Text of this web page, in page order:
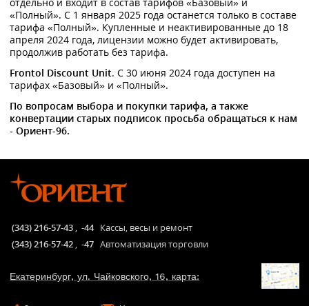
«Полный». С 1 января 2025 года останется только в составе
тарифа «Полный». Купленные и неактивированные до 18
апреля 2024 года, лицензии можно будет активировать,
продолжив работать без тарифа.
Frontol Discount Unit. С 30 июня 2024 года доступен на
тарифах «Базовый» и «Полный».
По вопросам выбора и покупки тарифа, а также
конвертации старых подписок просьба обращаться к нам
- Ориент-96.
(343) 216-57-43 , -44 Кассы, весы и ремонт
(343) 216-57-42 , -47 Автоматизация торговли
Екатеринбург, ул. Чайковского, 16, карта: